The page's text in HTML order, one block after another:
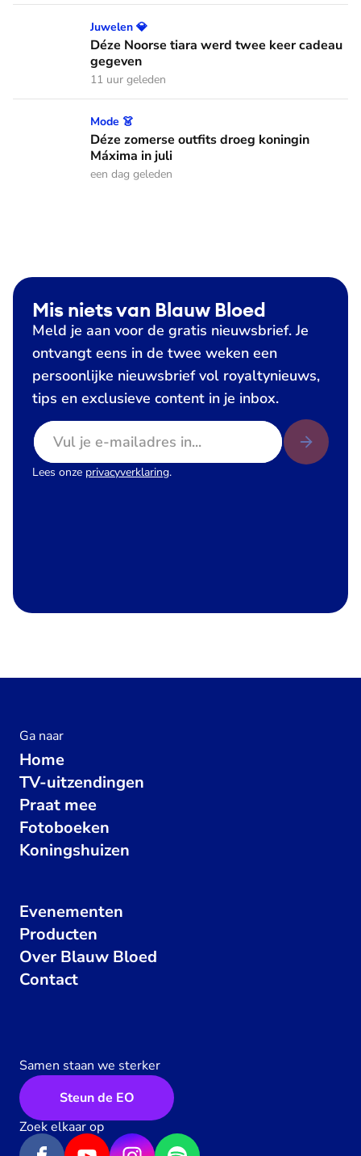
Déze Noorse tiara werd twee keer cadeau gegeven
Juwelen 💎
Déze Noorse tiara werd twee keer cadeau
gegeven
11 uur geleden
Déze zomerse outfits droeg koningin Máxima in juli
Mode 👗
Déze zomerse outfits droeg koningin
Máxima in juli
een dag geleden
Mis niets van Blauw Bloed
Meld je aan voor de gratis nieuwsbrief. Je
ontvangt eens in de twee weken een
persoonlijke nieuwsbrief vol royaltynieuws,
tips en exclusieve content in je inbox.
E-mailadres
Lees onze privacyverklaring.
Ga naar
Home
TV-uitzendingen
Praat mee
Fotoboeken
Koningshuizen
Evenementen
Producten
Over Blauw Bloed
Contact
Samen staan we sterker
Steun de EO
Zoek elkaar op